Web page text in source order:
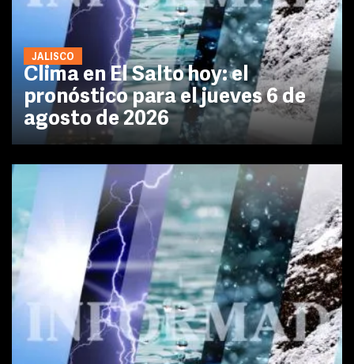
JALISCO
Clima en El Salto hoy: el
pronóstico para el jueves 6 de
agosto de 2026